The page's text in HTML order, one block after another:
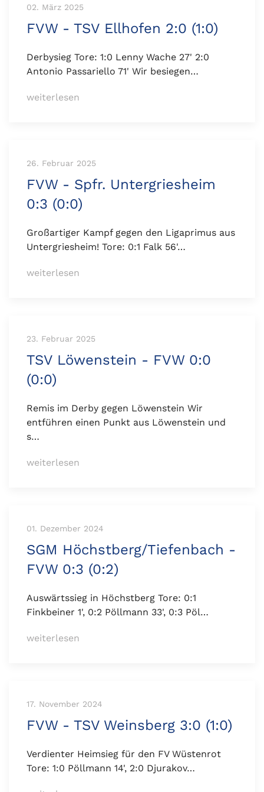
02. März 2025
FVW - TSV Ellhofen 2:0 (1:0)
Derbysieg Tore: 1:0 Lenny Wache 27' 2:0
Antonio Passariello 71' Wir besiegen…
weiterlesen
26. Februar 2025
FVW - Spfr. Untergriesheim
0:3 (0:0)
Großartiger Kampf gegen den Ligaprimus aus
Untergriesheim! Tore: 0:1 Falk 56'…
weiterlesen
23. Februar 2025
TSV Löwenstein - FVW 0:0
(0:0)
Remis im Derby gegen Löwenstein Wir
entführen einen Punkt aus Löwenstein und
s…
weiterlesen
01. Dezember 2024
SGM Höchstberg/Tiefenbach -
FVW 0:3 (0:2)
Auswärtssieg in Höchstberg Tore: 0:1
Finkbeiner 1', 0:2 Pöllmann 33', 0:3 Pöl…
weiterlesen
17. November 2024
FVW - TSV Weinsberg 3:0 (1:0)
Verdienter Heimsieg für den FV Wüstenrot
Tore: 1:0 Pöllmann 14', 2:0 Djurakov…